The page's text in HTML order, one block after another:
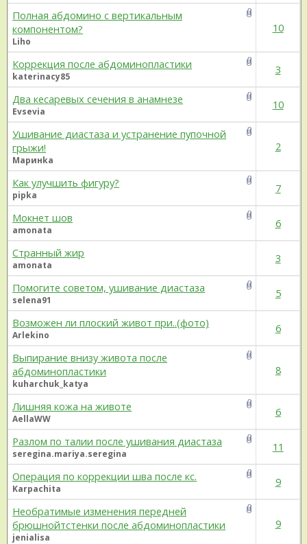
Полная абдомино с вертикальным
компонентом?
Liho
10
Коррекция после абдоминопластики
katerinacy85
3
Два кесаревых сечения в анамнезе
Evsevia
10
Ушивание диастаза и устранение пупочной
грыжи!
Маринka
2
Как улучшить фигуру?
pipka
7
Мокнет шов
amonata
6
Странный жир
amonata
3
Помогите советом, ушивание диастаза
selena91
5
Возможен ли плоский живот при..(фото)
Arlekino
6
Выпирание внизу живота после
абдоминопластики
kuharchuk_katya
8
Лишняя кожа на животе
AellaWW
6
Разлом по талии после ушивания диастаза
seregina.mariya.seregina
11
Операция по коррекции шва после кс.
Karpachita
9
Необратимые изменения передней
брюшнойтстенки после абдоминопластики
jenialisa
9